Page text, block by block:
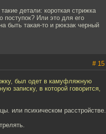
детали: короткая стрижка
поступок? Или это для его
быть такая-то и рюкзак черный
# 15
был одет в камуфляжную
записку, в которой говорится,
или психическом расстройстве.